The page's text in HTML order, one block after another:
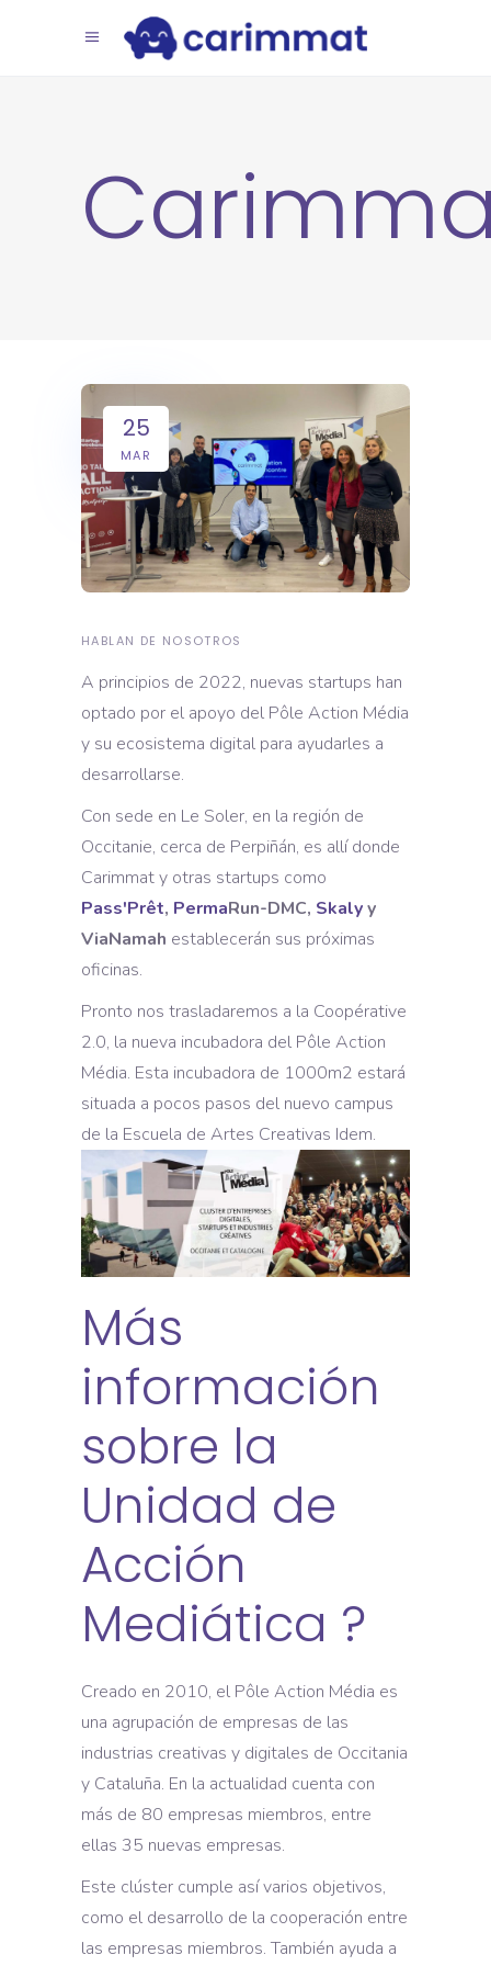
25
MAR
HABLAN DE NOSOTROS
A principios de 2022, nuevas startups han
optado por el apoyo del Pôle Action Média
y su ecosistema digital para ayudarles a
desarrollarse.
Con sede en Le Soler, en la región de
Occitanie, cerca de Perpiñán, es allí donde
Carimmat y otras startups como
Pass'Prêt, PermaRun-DMC, Skalyy
ViaNamah establecerán sus próximas
oficinas.
Pronto nos trasladaremos a la Coopérative
2.0, la nueva incubadora del Pôle Action
Média. Esta incubadora de 1000m2 estará
situada a pocos pasos del nuevo campus
de la Escuela de Artes Creativas Idem.
Más
información
sobre la
Unidad de
Acción
Mediática ?
Creado en 2010, el Pôle Action Média es
una agrupación de empresas de las
industrias creativas y digitales de Occitania
y Cataluña. En la actualidad cuenta con
más de 80 empresas miembros, entre
ellas 35 nuevas empresas.
Este clúster cumple así varios objetivos,
como el desarrollo de la cooperación entre
las empresas miembros. También ayuda a